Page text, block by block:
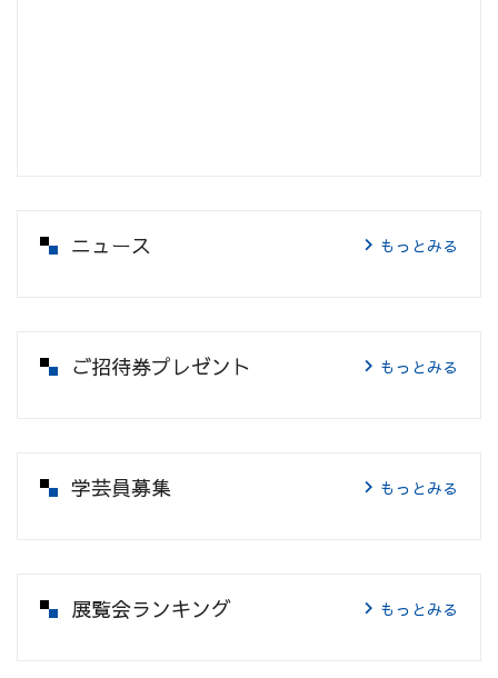
ニュース もっとみる
ご招待券プレゼント もっとみる
学芸員募集 もっとみる
展覧会ランキング もっとみる